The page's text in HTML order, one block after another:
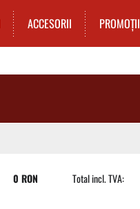
ACCESORII PROMOȚII
0 RON Total incl. TVA: